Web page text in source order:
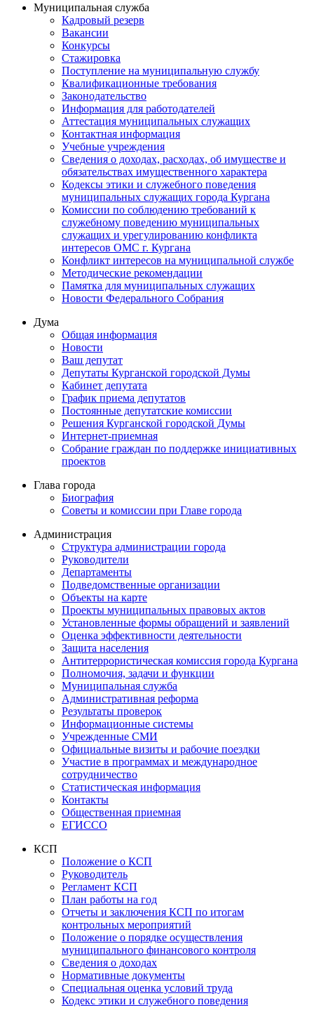
Муниципальная служба
Кадровый резерв
Вакансии
Конкурсы
Стажировка
Поступление на муниципальную службу
Квалификационные требования
Законодательство
Информация для работодателей
Аттестация муниципальных служащих
Контактная информация
Учебные учреждения
Сведения о доходах, расходах, об имуществе и
обязательствах имущественного характера
Кодексы этики и служебного поведения
муниципальных служащих города Кургана
Комиссии по соблюдению требований к
служебному поведению муниципальных
служащих и урегулированию конфликта
интересов ОМС г. Кургана
Конфликт интересов на муниципальной службе
Методические рекомендации
Памятка для муниципальных служащих
Новости Федерального Cобрания
Дума
Общая информация
Новости
Ваш депутат
Депутаты Курганской городской Думы
Кабинет депутата
График приема депутатов
Постоянные депутатские комиссии
Решения Курганской городской Думы
Интернет-приемная
Собрание граждан по поддержке инициативных
проектов
Глава города
Биография
Советы и комиссии при Главе города
Администрация
Структура администрации города
Руководители
Департаменты
Подведомственные организации
Объекты на карте
Проекты муниципальных правовых актов
Установленные формы обращений и заявлений
Оценка эффективности деятельности
Защита населения
Антитеррористическая комиссия города Кургана
Полномочия, задачи и функции
Муниципальная служба
Административная реформа
Результаты проверок
Информационные системы
Учрежденные СМИ
Официальные визиты и рабочие поездки
Участие в программах и международное
сотрудничество
Статистическая информация
Контакты
Общественная приемная
ЕГИССО
КСП
Положение о КСП
Руководитель
Регламент КСП
План работы на год
Отчеты и заключения КСП по итогам
контрольных мероприятий
Положение о порядке осуществления
муниципального финансового контроля
Сведения о доходах
Нормативные документы
Специальная оценка условий труда
Кодекс этики и служебного поведения